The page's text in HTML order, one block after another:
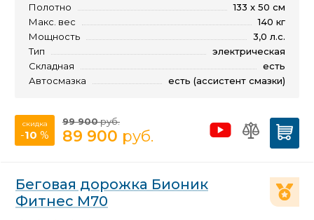
Полотно
133 x 50 см
Макс. вес
140 кг
Мощность
3,0 л.с.
Тип
электрическая
Складная
есть
Автосмазка
есть (ассистент смазки)
скидка
-10 %
99 900руб.
89 900 руб.
Беговая дорожка Бионик
Фитнес М70